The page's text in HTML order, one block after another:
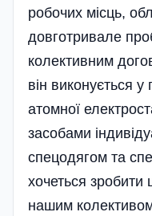
робочих місць,
довготривале
колективним
він виконується
атомної
засобами
спецодягом та
хочеться
нашим